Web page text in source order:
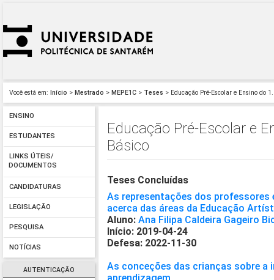
Você está em: Início > Mestrado > MEPE1C > Teses > Educação Pré-Escolar e Ensino do
ENSINO
ESTUDANTES
LINKS ÚTEIS/
DOCUMENTOS
CANDIDATURAS
LEGISLAÇÃO
PESQUISA
NOTÍCIAS
AUTENTICAÇÃO
Educação Pré-Escolar e
Básico
Teses Concluídas
As representações dos professores
acerca das áreas da Educação
Aluno:Ana Filipa Caldeira Gageiro
Início: 2019-04-24
Defesa: 2022-11-30
As conceções das crianças sobre a